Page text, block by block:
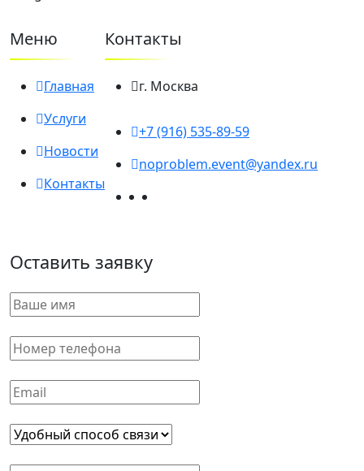
Меню
Главная
Услуги
Новости
Контакты
Контакты
г. Москва
+7 (916) 535-89-59
noproblem.event@yandex.ru
Оставить заявку